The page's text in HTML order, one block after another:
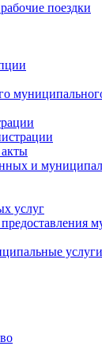
поездки
и
услуг
услуги